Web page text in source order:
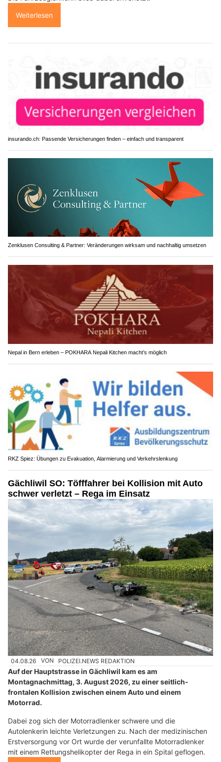
Weiterlesen
insurando.ch: Passende Versicherungen finden – einfach und transparent
Zenklusen Consulting & Partner: Veränderungen wirksam und nachhaltig umsetzen
Nepal in Bern erleben – POKHARA Nepali Kitchen macht’s möglich
RKZ Spiez: Übungen zu Evakuation, Alarmierung und Verkehrslenkung
Gächliwil SO: Töfffahrer bei Kollision mit Auto
schwer verletzt – Rega im Einsatz
04.08.26 VON POLIZEI.NEWS REDAKTION
Auf der Hauptstrasse in Gächliwil kam es am
Montagnachmittag, 3. August 2026, zu einer seitlich-
frontalen Kollision zwischen einem Auto und einem
Motorrad.
Dabei zog sich der Motorradlenker schwere und die
Autolenkerin leichte Verletzungen zu. Nach der medizinischen
Erstversorgung vor Ort wurde der verunfallte Motorradlenker
mit einem Rettungshelikopter der Rega in ein Spital geflogen.